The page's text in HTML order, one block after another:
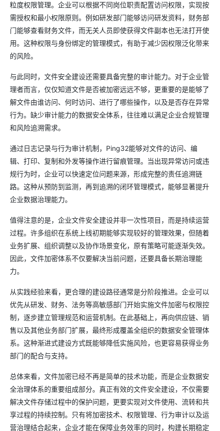
粒度权限管理。企业可以根据不同岗位职责配置访问权限，实现按
需授权和最小权限原则。例如研发部门能够访问研发资料，财务部
门能够查看财务文件，而无关人员即使获得文件副本也无法打开使
用。这种权限与身份绑定的管理模式，有助于减少因权限泛化带来
的风险。
与此同时，文件安全建设还需要具备完整的审计能力。对于企业管
理者而言，仅仅知道文件是否被加密远远不够，更重要的是能够了
解文件由谁访问、何时访问、进行了哪些操作，以及是否存在异常
行为。缺少审计能力的数据安全体系，往往难以满足企业合规管理
和风险追溯需求。
通过日志记录与行为审计机制，Ping32能够对文件的访问、编
辑、打印、复制和外发等操作进行留痕管理。当出现异常访问或违
规行为时，企业可以快速定位问题来源，形成完整的责任追溯链
路。这种从预防到监测，再到追溯的闭环管理模式，能够显著提升
企业数据治理能力。
值得注意的是，企业文件安全建设并非一次性项目，而是持续运营
过程。许多组织在系统上线初期能够实现较好的管理效果，但随着
业务扩展、组织调整以及协作场景变化，原有策略可能逐渐失效。
因此，文件加密体系不仅要解决当前问题，还要具备长期治理能
力。
从实践经验来看，更合理的建设路径通常是分阶段推进。企业可以
优先从研发、财务、法务等高敏感部门开始实施文件加密与权限控
制，逐步建立管理规范和运营机制。在此基础上，再向供应链、销
售以及其他业务部门扩展，最终形成覆盖全组织的数据安全管理体
系。这种渐进式建设方式既能够降低实施风险，也更容易获得业务
部门的配合与支持。
总体来看，文件加密已经不再是简单的技术功能，而是企业数据安
全治理体系的重要组成部分。真正有效的文件安全建设，不仅需要
解决文件存储过程中的保护问题，更要实现对文件使用、流转和共
享过程的持续控制。只有将加密技术、权限管理、行为审计以及运
营治理结合起来，企业才能在保障业务效率的同时，构建长期稳定